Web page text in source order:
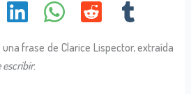
frase de Clarice Lispector, extraída
escribir: